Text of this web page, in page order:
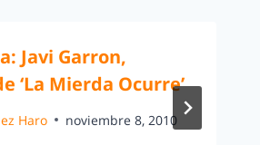
Javi Garron,
‘La Mierda Ocurre’
Haro noviembre 8, 2010